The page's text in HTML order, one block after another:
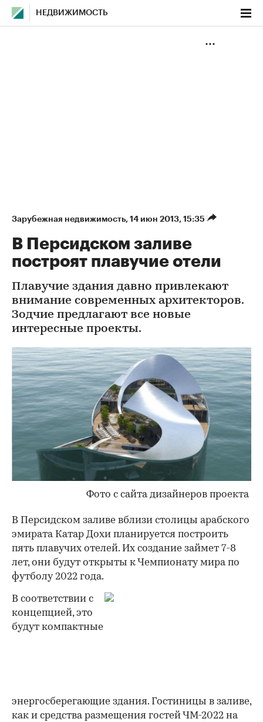
НЕДВИЖИМОСТЬ
Зарубежная недвижимость⁠, 14 июн 2013, 15:35
В Персидском заливе
построят плавучие отели
Плавучие здания давно привлекают
внимание современных архитекторов.
Зодчие предлагают все новые
интересные проекты.
Фото с сайта дизайнеров проекта
В Персидском заливе вблизи столицы арабского
эмирата Катар Дохи планируется построить
пять плавучих отелей. Их создание займет 7-8
лет, они будут открыты к Чемпионату мира по
футболу 2022 года.
В соответствии с
концепцией, это
будут компактные
энергосберегающие здания. Гостиницы в заливе,
как и средства размещения гостей ЧМ-2022 на